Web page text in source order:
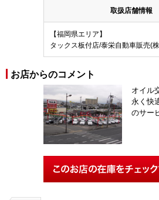
取扱店舗情報
【福岡県エリア】
タックス板付店/泰栄自動車販売(
お店からのコメント
オイル
永く快
のサー